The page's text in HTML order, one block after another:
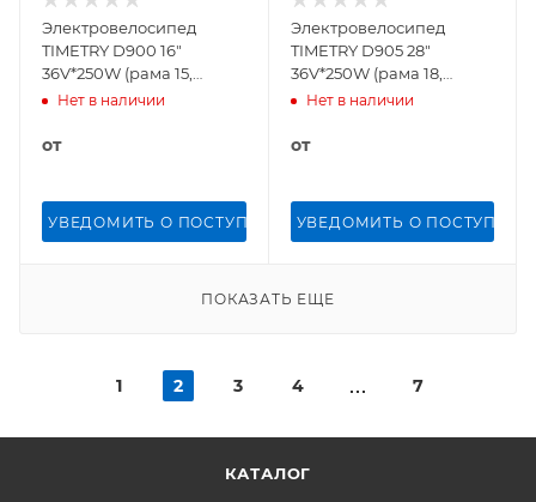
Электровелосипед
TIMETRY D900 16"
36V*250W (рама 15,
Серый)
Нет в наличии
от
УВЕДОМИТЬ О ПОСТУПЛЕНИИ
Электровелосипед
TIMETRY D905 28"
36V*250W (рама 18,
Бежевый)
Нет в наличии
от
УВЕДОМИТЬ О
ПОКАЗАТЬ ЕЩЕ
1 2 3 4 7
КАТАЛОГ